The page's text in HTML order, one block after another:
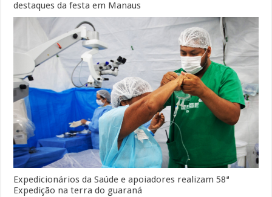
destaques da festa em Manaus
Expedicionários da Saúde e apoiadores realizam 58ª
Expedição na terra do guaraná